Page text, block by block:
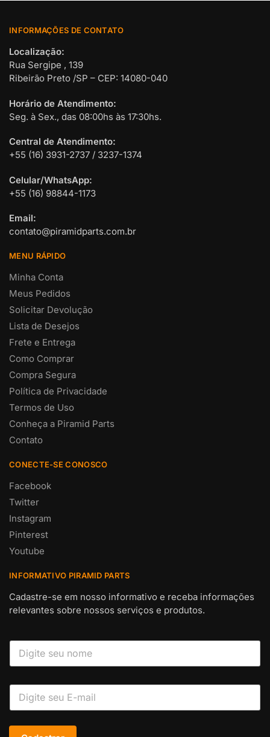
INFORMAÇÕES DE CONTATO
Localização:
Rua Sergipe , 139
Ribeirão Preto /SP – CEP: 14080-040
Horário de Atendimento:
Seg. à Sex., das 08:00hs às 17:30hs.
Central de Atendimento:
+55 (16) 3931-2737 / 3237-1374
Celular/WhatsApp:
+55 (16) 98844-1173
Email:
contato@piramidparts.com.br
MENU RÁPIDO
Minha Conta
Meus Pedidos
Solicitar Devolução
Lista de Desejos
Frete e Entrega
Como Comprar
Compra Segura
Política de Privacidade
Termos de Uso
Conheça a Piramid Parts
Contato
CONECTE-SE CONOSCO
Facebook
Twitter
Instagram
Pinterest
Youtube
INFORMATIVO PIRAMID PARTS
Cadastre-se em nosso informativo e receba informações
relevantes sobre nossos serviços e produtos.